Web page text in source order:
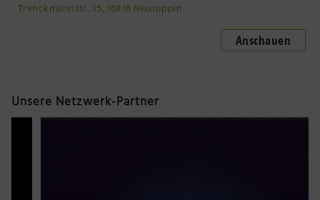
Trenckmannstr. 35, 16816 Neuruppin
Anschauen
Unsere Netzwerk-Partner